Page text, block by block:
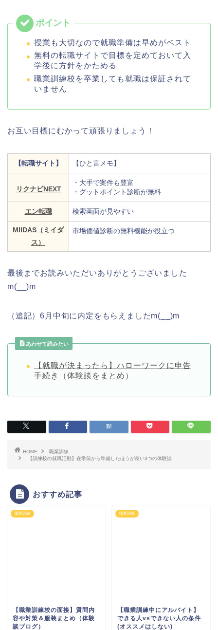
授業も大切なので就職準備は早めがベスト
無料の転職サイトで目標を定めておいて入
学後に方針をかためる
職業訓練校を卒業しても就職は保証されて
いません
お互い目標にむかって頑張りましょう！
【転職サイト】 【ひと言メモ】
リクナビNEXT
・大手で案件も豊富
・グットポイント診断が無料
エン転職 検索画面が見やすい
MIIDAS（ミイダ
ス）
市場価値診断の無料機能が役立つ
最後までお読みいただいありがとうございました
m(__)m
（追記）6月中旬に内定をもらえましたm(__)m
あわせて読みたい
【就職が決まったら】ハローワークに申告
手続き（体験談をまとめ）
HOME
職業訓練
【訓練校の就職活動】在学前から準備したほうが良い3つの体験談
おすすめ記事
職業訓練
【職業訓練校の面接】質問内
容や対策＆服装まとめ（体験
談ブログ）
職業訓練
【職業訓練中にアルバイト】
できる人vsできない人の条件
(オススメはしない)